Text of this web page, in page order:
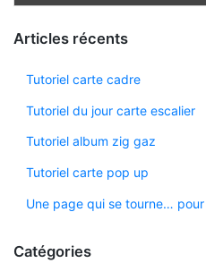
Articles récents
Tutoriel carte cadre
Tutoriel du jour carte escalier
Tutoriel album zig gaz
Tutoriel carte pop up
Une page qui se tourne…
Catégories